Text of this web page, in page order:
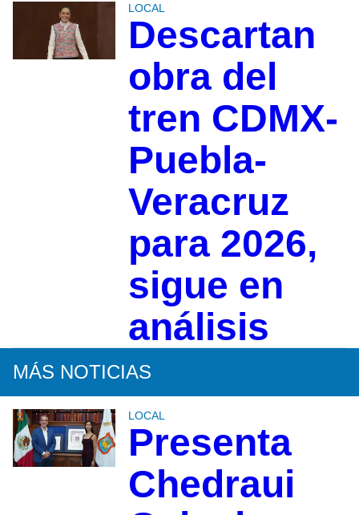
LOCAL
Descartan
obra del
tren CDMX-
Puebla-
Veracruz
para 2026,
sigue en
análisis
MÁS NOTICIAS
LOCAL
Presenta
Chedraui